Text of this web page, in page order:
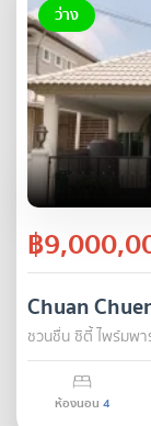
ว่าง
฿
Chuan
ชวนชื่น ซิตี้ ไพร์มพ
ห้องนอน 4